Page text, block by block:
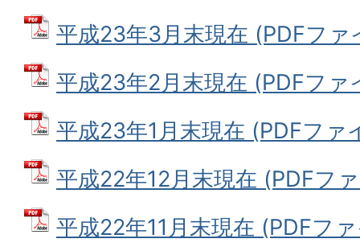
平成23年3月末現在 (PDFフ
平成23年2月末現在 (PDFフ
平成23年1月末現在 (PDFファ
平成22年12月末現在 (PDFフ
平成22年11月末現在 (PDFフ